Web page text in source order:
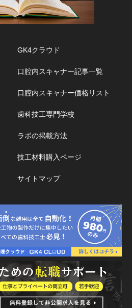
GK4クラウド
口腔内スキャナー記事一覧
口腔内スキャナー価格リスト
歯科技工専門学校
ラボの掲載方法
技工材料購入ページ
サイトマップ